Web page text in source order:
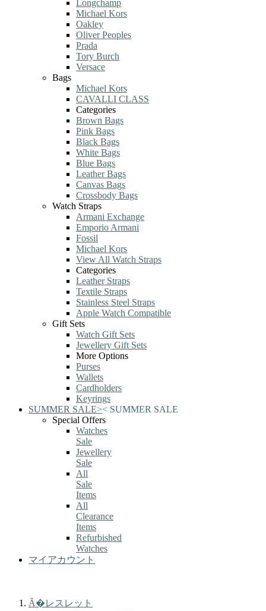
Longchamp
Michael Kors
Oakley
Oliver Peoples
Prada
Tory Burch
Versace
Bags
Michael Kors
CAVALLI CLASS
Categories
Brown Bags
Pink Bags
Black Bags
White Bags
Blue Bags
Leather Bags
Canvas Bags
Crossbody Bags
Watch Straps
Armani Exchange
Emporio Armani
Fossil
Michael Kors
View All Watch Straps
Categories
Leather Straps
Textile Straps
Stainless Steel Straps
Apple Watch Compatible
Gift Sets
Watch Gift Sets
Jewellery Gift Sets
More Options
Purses
Wallets
Cardholders
Keyrings
SUMMER SALE>< SUMMER SALE
Special Offers
Watches
Sale
Jewellery
Sale
All
Sale
Items
All
Clearance
Items
Refurbished
Watches
マイアカウント
Ã�レスレット